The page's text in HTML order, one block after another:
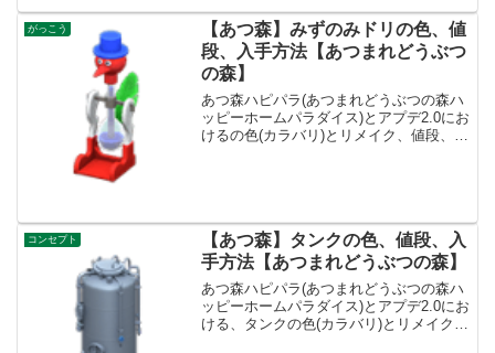
がっこう
【あつ森】みずのみドリの色、値
段、入手方法【あつまれどうぶつ
の森】
あつ森ハピパラ(あつまれどうぶつの森ハ
ッピーホームパラダイス)とアプデ2.0にお
けるの色(カラバリ)とリメイク、値段、種
コンセプト
【あつ森】タンクの色、値段、入
手方法【あつまれどうぶつの森】
あつ森ハピパラ(あつまれどうぶつの森ハ
ッピーホームパラダイス)とアプデ2.0にお
ける、タンクの色(カラバリ)とリメイク、